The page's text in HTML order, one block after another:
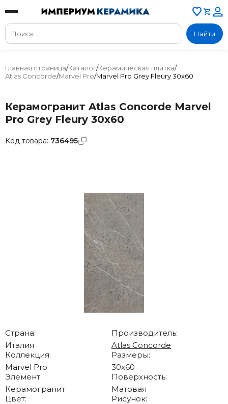
Найти
Главная страница/Каталог/Керамическая плитка/
Atlas Concorde/Marvel Pro/Marvel Pro Grey Fleury 30x60
Керамогранит Atlas Concorde Marvel
Pro Grey Fleury 30x60
Страна:
Италия
Производитель:
Atlas Concorde
Коллекция:
Marvel Pro
Размеры:
30x60
Элемент:
Керамогранит
Поверхность:
Матовая
Цвет:
Рисунок:
Код товара: 736495